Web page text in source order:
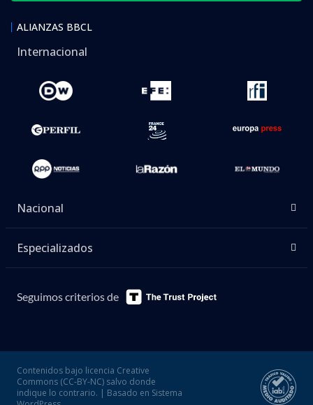
ALIANZAS BBCL
Internacional
Nacional
Especializados
Seguimos criterios de
Contenidos bajo licencia Creative
Commons (CC-BY-NC) salvo donde
indique lo contrario. | Basado en Sistema